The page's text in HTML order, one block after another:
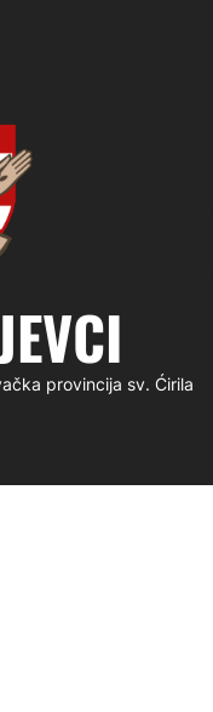
provincija sv. Ćirila